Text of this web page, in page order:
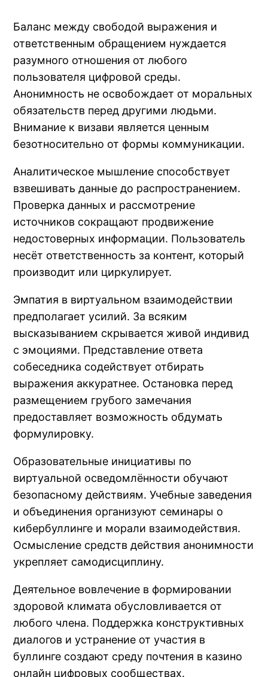
Баланс между свободой выражения и
ответственным обращением нуждается
разумного отношения от любого
пользователя цифровой среды.
Анонимность не освобождает от моральных
обязательств перед другими людьми.
Внимание к визави является ценным
безотносительно от формы коммуникации.
Аналитическое мышление способствует
взвешивать данные до распространением.
Проверка данных и рассмотрение
источников сокращают продвижение
недостоверных информации. Пользователь
несёт ответственность за контент, который
производит или циркулирует.
Эмпатия в виртуальном взаимодействии
предполагает усилий. За всяким
высказыванием скрывается живой индивид
с эмоциями. Представление ответа
собеседника содействует отбирать
выражения аккуратнее. Остановка перед
размещением грубого замечания
предоставляет возможность обдумать
формулировку.
Образовательные инициативы по
виртуальной осведомлённости обучают
безопасному действиям. Учебные заведения
и объединения организуют семинары о
кибербуллинге и морали взаимодействия.
Осмысление средств действия анонимности
укрепляет самодисциплину.
Деятельное вовлечение в формировании
здоровой климата обусловливается от
любого члена. Поддержка конструктивных
диалогов и устранение от участия в
буллинге создают среду почтения в казино
онлайн цифровых сообществах.